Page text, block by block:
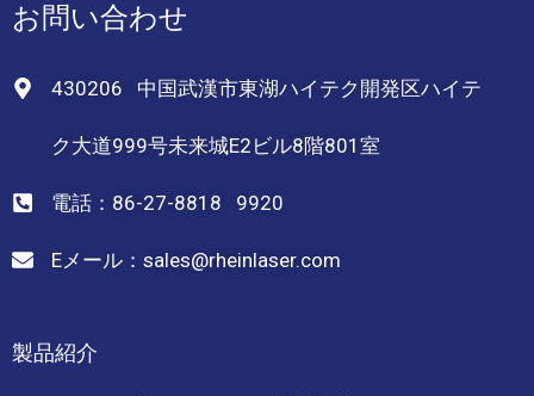
お問い合わせ
430206 中国武漢市東湖ハイテク開発区ハイテ
ク大道999号未来城E2ビル8階801室
電話：86-27-8818 9920
Eメール：sales@rheinlaser.com
製品紹介